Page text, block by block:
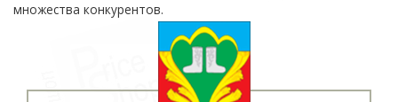
множества конкурентов.